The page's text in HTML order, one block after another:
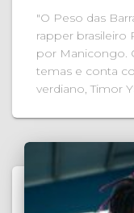
"O Peso das
rapper brasileiro
por Manicongo.
temas e conta
verdiano, Timor